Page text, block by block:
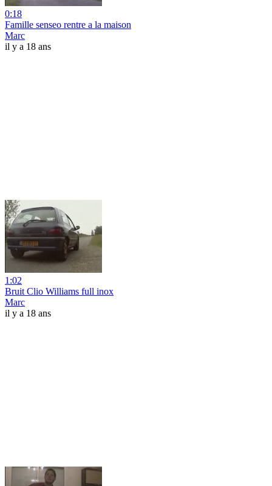
0:18
Famille senseo rentre a la maison
Marc
il y a 18 ans
1:02
Bruit Clio Williams full inox
Marc
il y a 18 ans